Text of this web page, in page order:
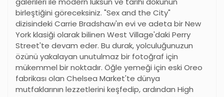
birleştiğini göreceksiniz. "Sex and the City"
dizisindeki Carrie Bradshaw'ın evi ve adeta bir New
York klasiği olarak bilinen West Village'daki Perry
Street'te devam eder. Bu durak, yolculuğunuzun
özünü yakalayan unutulmaz bir fotoğraf için
mükemmel bir noktadır. Öğle yemeği için eski Oreo
fabrikası olan Chelsea Market'te dünya
mutfaklarının lezzetlerini keşfedip, ardından High